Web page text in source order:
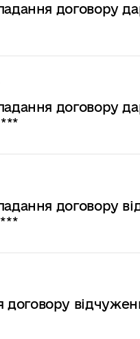
договору
договору
договору